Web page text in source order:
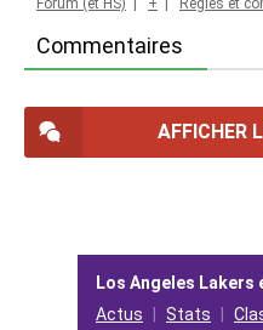
Commentaires
AFFICHER
Los Angeles Lakers
Actus
Stats